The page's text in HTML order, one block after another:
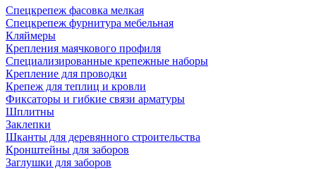
Спецкрепеж фасовка мелкая
Спецкрепеж фурнитура мебельная
Кляймеры
Крепления маячкового профиля
Специализированные крепежные наборы
Крепление для проводки
Крепеж для теплиц и кровли
Фиксаторы и гибкие связи арматуры
Шплитны
Заклепки
Шканты для деревянного строительства
Кронштейны для заборов
Заглушки для заборов